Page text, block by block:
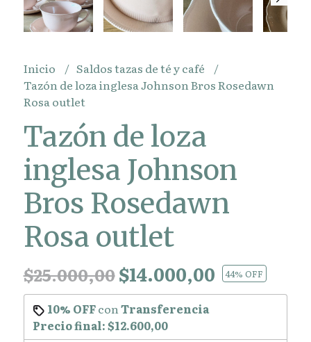
Inicio
Saldos tazas de té y café
Tazón de loza inglesa Johnson Bros Rosedawn
Rosa outlet
Tazón de loza
inglesa Johnson
Bros Rosedawn
Rosa outlet
$25.000,00$14.000,00 44% OFF
10% OFFcon Transferencia
Precio final:$12.600,00